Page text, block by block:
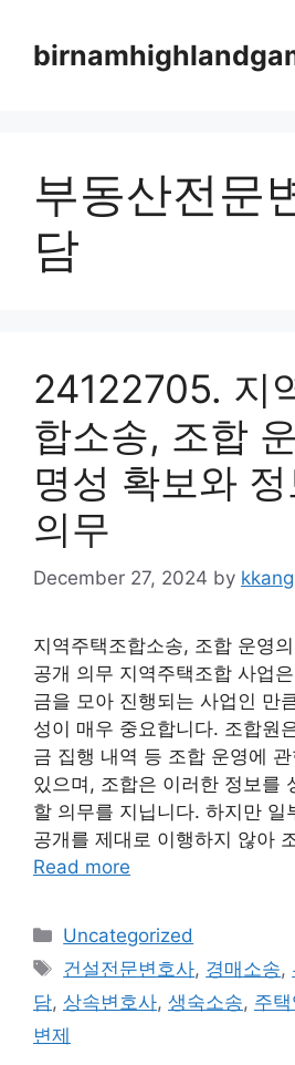
content
부동산전문
담
24122705. 지
합소송, 조합
명성 확보와
의무
December 27, 2024 by
지역주택조합소송, 조합 운영
공개 의무 지역주택조합 사업
금을 모아 진행되는 사업인 만
성이 매우 중요합니다. 조합원
금 집행 내역 등 조합 운영에
있으며, 조합은 이러한 정보를
할 의무를 지닙니다. 하지만 일
공개를 제대로 이행하지 않아
Read more
Categories
Uncategorized
Tags
건설전문변호사, 경매소송,
담, 상속변호사, 생숙소송, 주
변제